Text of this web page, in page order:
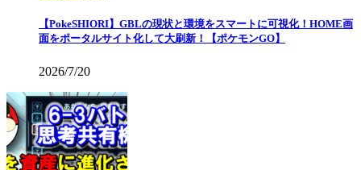
【PokeSHIORI】GBLの現状と環境をスマートに可視化！HOME画
面をポータルサイト化して大刷新！【ポケモンGO】
2026/7/20